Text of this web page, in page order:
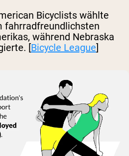
Bicyclists wählte
fahrradfreundlichsten
während Nebraska
[Bicycle League]